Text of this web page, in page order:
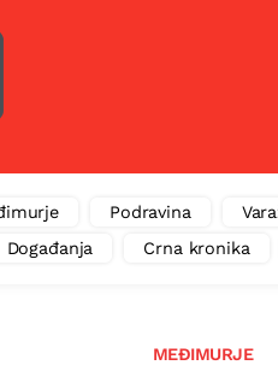
Podravina
Događanja Crna kronika
MEĐIMURJE